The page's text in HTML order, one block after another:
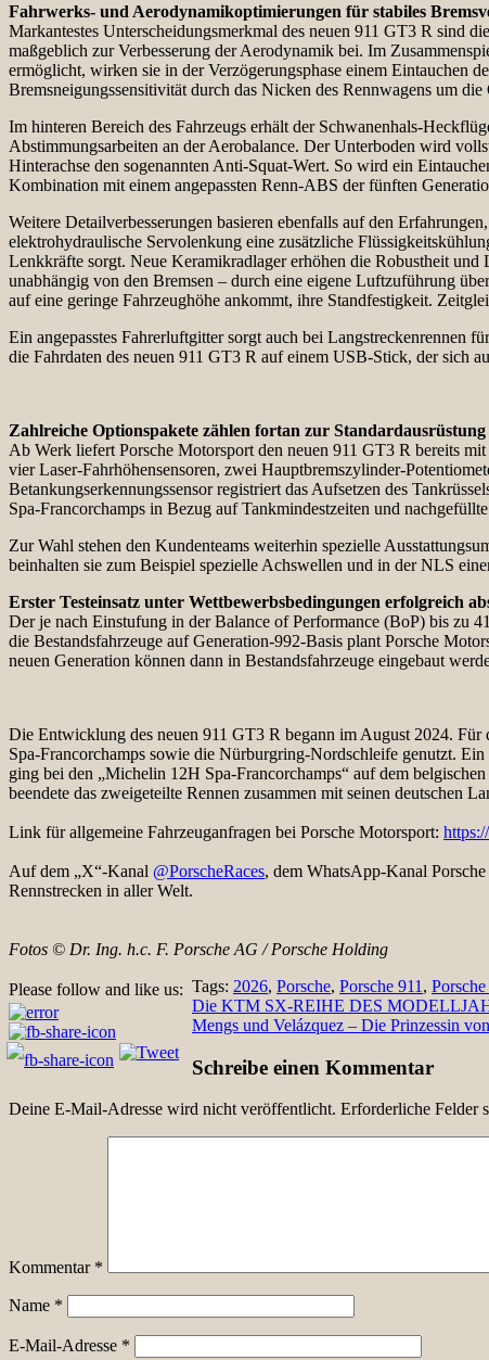
Fahrwerks- und Aerodynamikoptimierungen für stabiles
Markantestes Unterscheidungsmerkmal des neuen 911 GT3 R sind
maßgeblich zur Verbesserung der Aerodynamik bei. Im
ermöglicht, wirken sie in der Verzögerungsphase einem Eintauchen
Bremsneigungssensitivität durch das Nicken des Rennwagens um
Im hinteren Bereich des Fahrzeugs erhält der Schwanenhals-
Abstimmungsarbeiten an der Aerobalance. Der Unterboden wird
Hinterachse den sogenannten Anti-Squat-Wert. So wird ein
Kombination mit einem angepassten Renn-ABS der fünften
Weitere Detailverbesserungen basieren ebenfalls auf den
elektrohydraulische Servolenkung eine zusätzliche
Lenkkräfte sorgt. Neue Keramikradlager erhöhen die Robustheit
unabhängig von den Bremsen – durch eine eigene Luftzuführung
auf eine geringe Fahrzeughöhe ankommt, ihre Standfestigkeit.
Ein angepasstes Fahrerluftgitter sorgt auch bei
die Fahrdaten des neuen 911 GT3 R auf einem USB-Stick, der sich
Zahlreiche Optionspakete zählen fortan zur Standardausrüstung
Ab Werk liefert Porsche Motorsport den neuen 911 GT3 R bereits
vier Laser-Fahrhöhensensoren, zwei Hauptbremszylinder-
Betankungserkennungssensor registriert das Aufsetzen des
Spa-Francorchamps in Bezug auf Tankmindestzeiten und
Zur Wahl stehen den Kundenteams weiterhin spezielle
beinhalten sie zum Beispiel spezielle Achswellen und in der NLS
Erster Testeinsatz unter Wettbewerbsbedingungen erfolgreich
Der je nach Einstufung in der Balance of Performance (BoP) bis zu
die Bestandsfahrzeuge auf Generation-992-Basis plant Porsche
neuen Generation können dann in Bestandsfahrzeuge eingebaut
Die Entwicklung des neuen 911 GT3 R begann im August 2024. Für
Spa-Francorchamps sowie die Nürburgring-Nordschleife genutzt.
ging bei den „Michelin 12H Spa-Francorchamps“ auf dem
beendete das zweigeteilte Rennen zusammen mit seinen deutschen
Link für allgemeine Fahrzeuganfragen bei Porsche Motorsport:
Auf dem „X“-Kanal @PorscheRaces, dem WhatsApp-Kanal
Rennstrecken in aller Welt.
Fotos © Dr. Ing. h.c. F. Porsche AG / Porsche Holding
Please follow and like us: Tags: 2026, Porsche, Porsche 911 ,
BeitragsnavigationDie KTM SX-REIHE DES
Mengs und Velázquez – Die Prinzessin
Schreibe einen Kommentar
Deine E-Mail-Adresse wird nicht veröffentlicht. Erforderliche Felder
Kommentar *
Name *
E-Mail-Adresse *